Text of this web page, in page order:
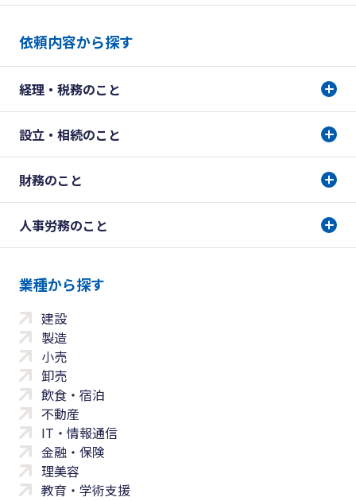
依頼内容から探す
経理・税務のこと
設立・相続のこと
財務のこと
人事労務のこと
業種から探す
建設
製造
小売
卸売
飲食・宿泊
不動産
IT・情報通信
金融・保険
理美容
教育・学術支援